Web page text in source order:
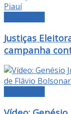
Justiças
campanha